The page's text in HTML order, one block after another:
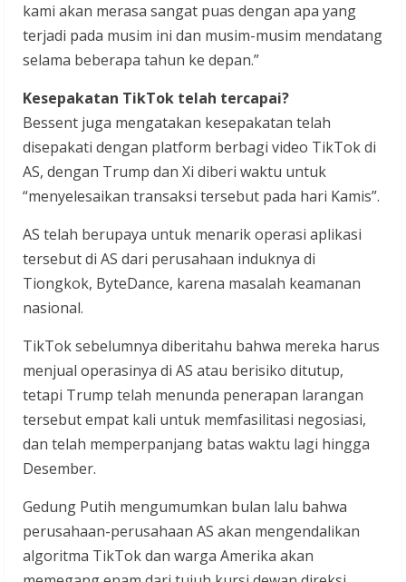
kami akan merasa sangat puas dengan apa yang
terjadi pada musim ini dan musim-musim mendatang
selama beberapa tahun ke depan.”
Kesepakatan TikTok telah tercapai?
Bessent juga mengatakan kesepakatan telah
disepakati dengan platform berbagi video TikTok di
AS, dengan Trump dan Xi diberi waktu untuk
“menyelesaikan transaksi tersebut pada hari Kamis”.
AS telah berupaya untuk menarik operasi aplikasi
tersebut di AS dari perusahaan induknya di
Tiongkok, ByteDance, karena masalah keamanan
nasional.
TikTok sebelumnya diberitahu bahwa mereka harus
menjual operasinya di AS atau berisiko ditutup,
tetapi Trump telah menunda penerapan larangan
tersebut empat kali untuk memfasilitasi negosiasi,
dan telah memperpanjang batas waktu lagi hingga
Desember.
Gedung Putih mengumumkan bulan lalu bahwa
perusahaan-perusahaan AS akan mengendalikan
algoritma TikTok dan warga Amerika akan